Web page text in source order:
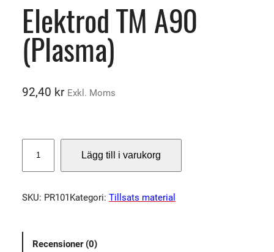
Elektrod TM A90
(Plasma)
92,40 kr Exkl. Moms
e
t
o
Lägg till i varukorg
SKU: PR101 Kategori: Tillsats material
Recensioner (0)